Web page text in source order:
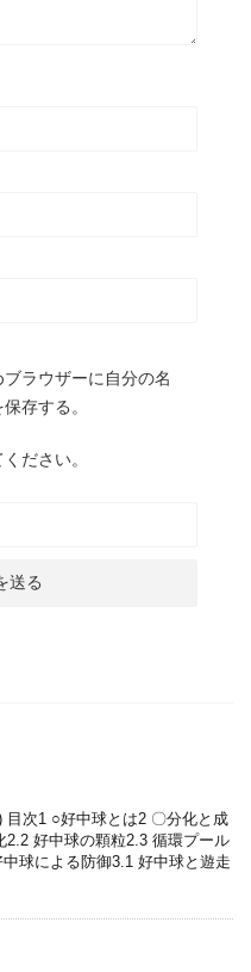
ラウザーに自分の名
存する。
ださい。
目次1 ○好中球とは2 〇分化と成
2.2 好中球の顆粒2.3 循環プール
球による防御3.1 好中球と遊走